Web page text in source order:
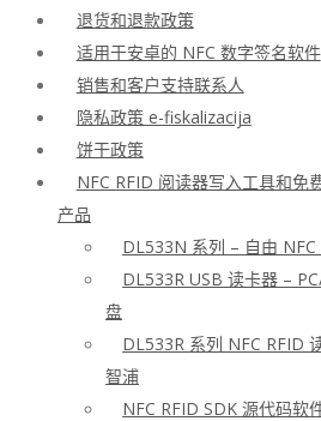
退货和退款政策
适用于安卓的 NFC 数字签名软件
销售和客户支持联系人
隐私政策 e-fiskalizacija
饼干政策
NFC RFID 阅读器写入工具和免
产品
DL533N 系列 – 自由
DL533R USB 读卡器 –
盘
DL533R 系列 NFC RFID
智浦
NFC RFID SDK 源代码软